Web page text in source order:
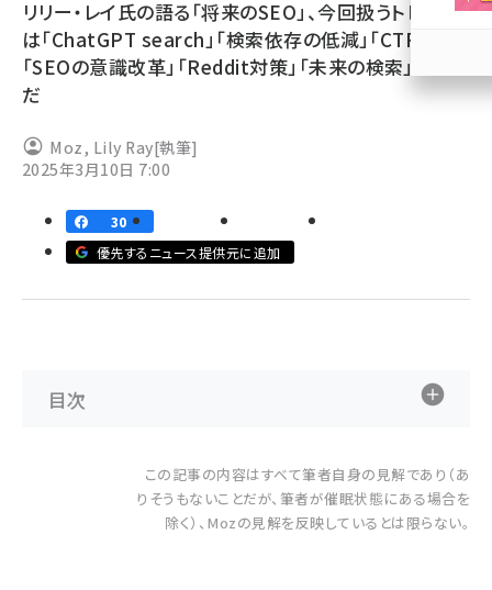
セミナー (2301)
z世代 (1620)
リリー・レイ氏の語る「将来のSEO」、今回扱うトピック
は「ChatGPT search」「検索依存の低減」「CTR向上」
「SEOの意識改革」「Reddit対策」「未来の検索」など
だ
Moz , Lily Ray[執筆]
2025年3月10日 7:00
30
優先するニュース提供元に追加
目次
この記事の内容はすべて筆者自身の見解であり（あ
りそうもないことだが、筆者が催眠状態にある場合を
除く）、Mozの見解を反映しているとは限らない。